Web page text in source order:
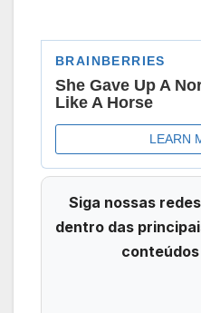
Siga nossas
dentro das